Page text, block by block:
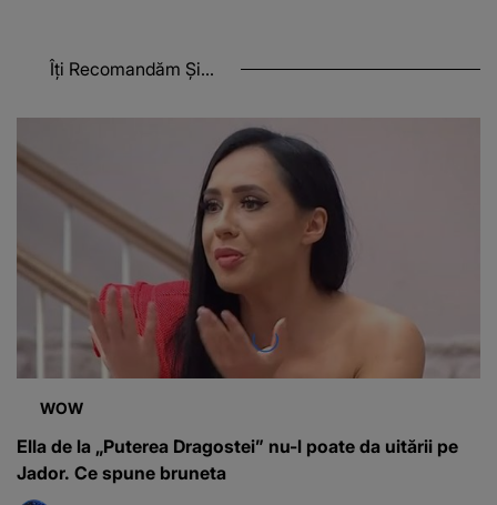
Îți Recomandăm Și...
WOW
Ella de la „Puterea Dragostei” nu-l poate da uitării pe
Jador. Ce spune bruneta